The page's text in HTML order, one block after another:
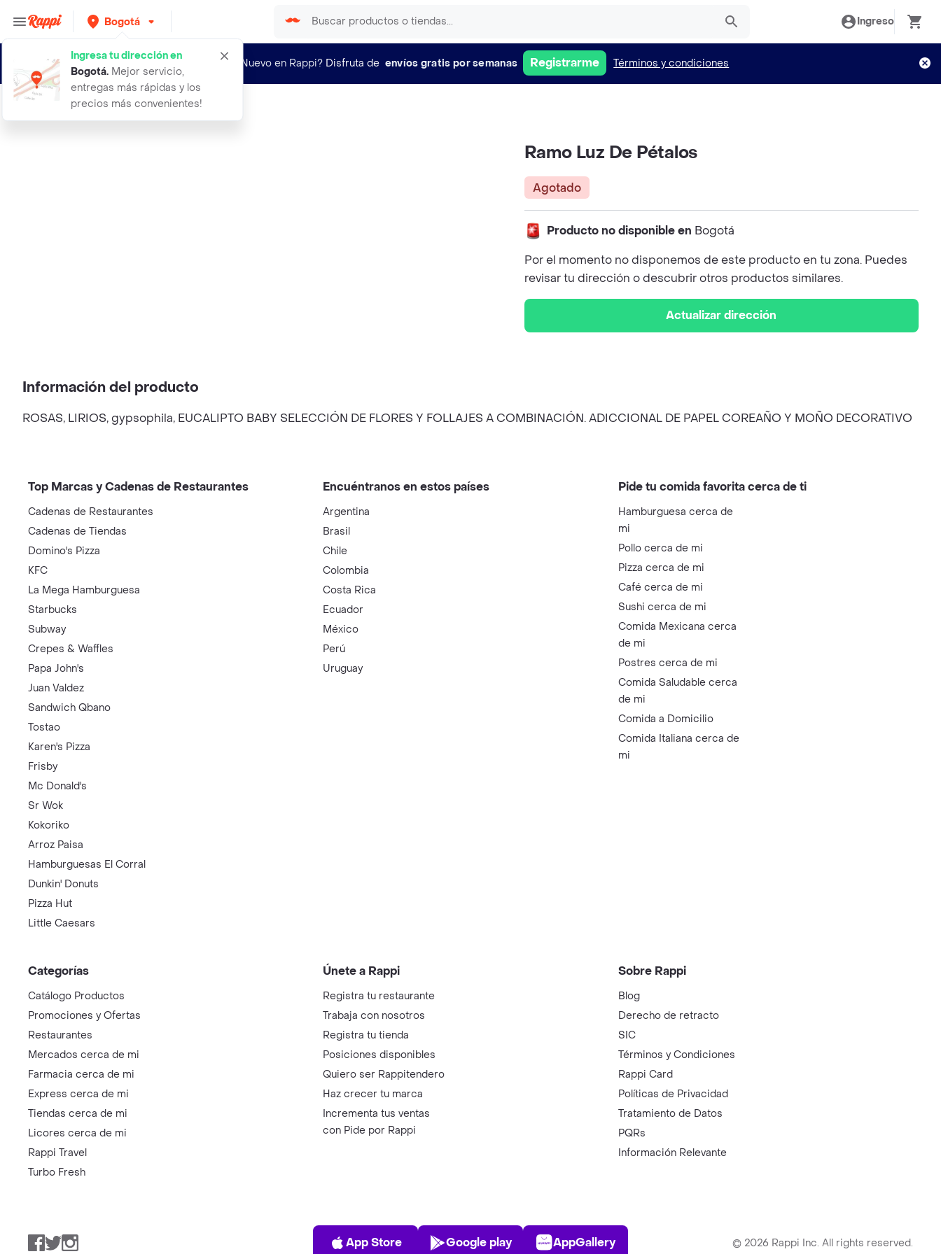
Bogotá
Ingresa tu dirección en
Bogotá. Mejor servicio,
entregas más rápidas y los
precios más convenientes!
Ingreso
¿Nuevo en Rappi? Disfruta de envíos gratis por semanas Registrarme Términos y condiciones
ramo luz de petalos
Ramo Luz De Pétalos
Agotado
Producto no disponible en Bogotá
Por el momento no disponemos de este producto en tu zona. Puedes
revisar tu dirección o descubrir otros productos similares.
Actualizar dirección
Información del producto
ROSAS, LIRIOS, gypsophila, EUCALIPTO BABY SELECCIÓN DE FLORES Y FOLLAJES A COMBINACIÓN. ADICCIONAL DE PAPEL COREAÑO Y MOÑO DECORATIVO
Top Marcas y Cadenas de Restaurantes
Cadenas de Restaurantes
Cadenas de Tiendas
Domino's Pizza
KFC
La Mega Hamburguesa
Starbucks
Subway
Crepes & Waffles
Papa John's
Juan Valdez
Sandwich Qbano
Tostao
Karen's Pizza
Frisby
Mc Donald's
Sr Wok
Kokoriko
Arroz Paisa
Hamburguesas El Corral
Dunkin' Donuts
Pizza Hut
Little Caesars
Encuéntranos en estos países
Argentina
Brasil
Chile
Colombia
Costa Rica
Ecuador
México
Perú
Uruguay
Pide tu comida favorita cerca de ti
Hamburguesa cerca de
mi
Pollo cerca de mi
Pizza cerca de mi
Café cerca de mi
Sushi cerca de mi
Comida Mexicana cerca
de mi
Postres cerca de mi
Comida Saludable cerca
de mi
Comida a Domicilio
Comida Italiana cerca de
mi
Categorías
Catálogo Productos
Promociones y Ofertas
Restaurantes
Mercados cerca de mi
Farmacia cerca de mi
Express cerca de mi
Tiendas cerca de mi
Licores cerca de mi
Rappi Travel
Turbo Fresh
Únete a Rappi
Registra tu restaurante
Trabaja con nosotros
Registra tu tienda
Posiciones disponibles
Quiero ser Rappitendero
Haz crecer tu marca
Incrementa tus ventas
con Pide por Rappi
Sobre Rappi
Blog
Derecho de retracto
SIC
Términos y Condiciones
Rappi Card
Políticas de Privacidad
Tratamiento de Datos
PQRs
Información Relevante
Facebook
TwitterInstagram
App Store
App Store
Play Store
Google play
AppGallery
AppGallery © 2026 Rappi Inc. All rights reserved.